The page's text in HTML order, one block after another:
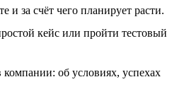
и за счёт чего планирует расти.
кейс или пройти тестовый
компании: об условиях, успехах